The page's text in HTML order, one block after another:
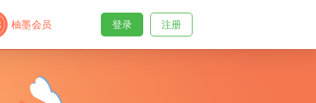
柚墨会员 登录 注册